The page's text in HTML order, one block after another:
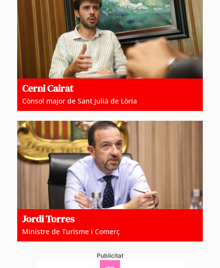
Cerni Cairat
Cònsol major de Sant Julià de Lòria
Jordi Torres
Ministre de Turisme i Comerç
Publicitat